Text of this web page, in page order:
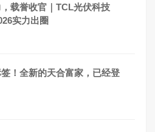
载誉收官｜TCL光伏科技
实力出圈
！全新的天合富家，已经登